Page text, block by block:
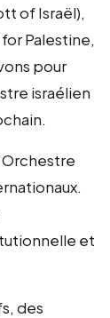
of Israël),
Palestine,
pour
israélien
et
des